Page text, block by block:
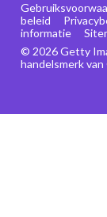
© 2026 Getty
handelsmerk
beleid
informatie